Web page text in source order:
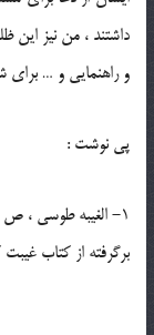
داشتند ، من نيز اين
و راهنمايي و … براي
پي نوشت :
1- الغيبه طوسي ، ص 286 ، ح 245.
برگرفته از کتاب